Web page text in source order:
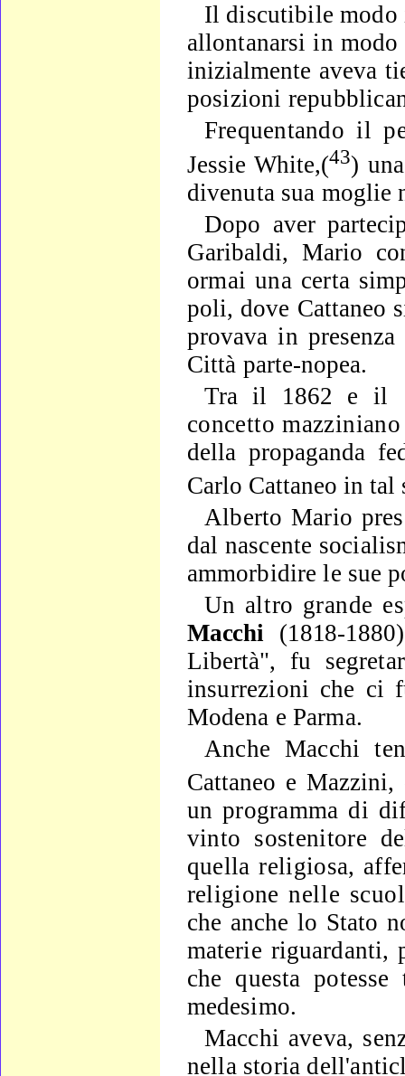
Il discutibile modo
allontanarsi in modo
inizial­mente aveva
posizioni
Frequentando il
Jessie White,(43)
divenuta sua moglie
Dopo aver
Garibaldi, Mario
ormai una certa
poli, dove Cattaneo
provava in
Città parte-nopea.
Tra il 1862 e il
concetto
della propagan­da
Carlo Cattaneo in tal
Alberto Mario
dal nascente
ammorbidire le sue
Un altro grande
Macchi (1818-
Libertà", fu se­
insurrezioni che ci
Modena e Parma.
Anche Macchi
Cattaneo e
un programma di
vinto sostenitore
quella religiosa,
religionenelle
che anche lo Stato
materie riguardan­ti,
che questa
medesimo.
Macchi aveva,
nella storia